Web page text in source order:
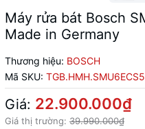
Máy rửa bát Bosch
Made in Germany
Thương hiệu: BOSCH
Mã SKU:
Giá: 22.900.000₫
Giá thị trường: 39.990.000₫